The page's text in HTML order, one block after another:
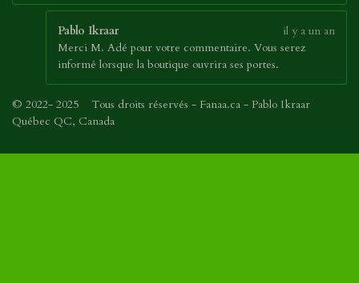
Pablo Ikraar
il y a un an
Merci M. Adé pour votre commentaire. Vous serez
informé lorsque la boutique ouvrira ses portes.
© 2022- 2025 Tous droits réservés - Fanaa.ca - Pablo Ikraar
Québec QC, Canada